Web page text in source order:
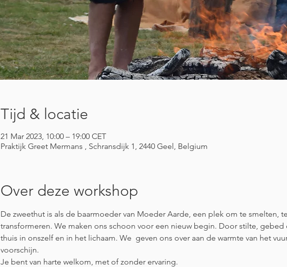
Tijd & locatie
21 Mar 2023, 10:00 – 19:00 CET
Praktijk Greet Mermans , Schransdijk 1, 2440 Geel, Belgium
Over deze workshop
De zweethut is als de baarmoeder van Moeder Aarde, een plek om te smelten,
transformeren. We maken ons schoon voor een nieuw begin. Door stilte, gebed
thuis in onszelf en in het lichaam. We  geven ons over aan de warmte van het
voorschijn.
Je bent van harte welkom, met of zonder ervaring.